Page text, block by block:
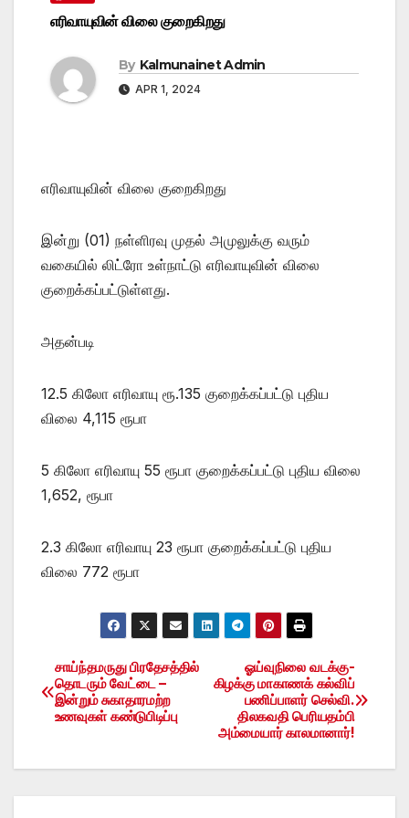
எரிவாயுவின் விலை குறைகிறது
By Kalmunainet Admin
APR 1, 2024
எரிவாயுவின் விலை குறைகிறது
இன்று (01) நள்ளிரவு முதல் அமுலுக்கு வரும்
வகையில் லிட்ரோ உள்நாட்டு எரிவாயுவின் விலை
குறைக்கப்பட்டுள்ளது.
அதன்படி
12.5 கிலோ எரிவாயு ரூ.135 குறைக்கப்பட்டு புதிய
விலை 4,115 ரூபா
5 கிலோ எரிவாயு 55 ரூபா குறைக்கப்பட்டு புதிய விலை
1,652, ரூபா
2.3 கிலோ எரிவாயு 23 ரூபா குறைக்கப்பட்டு புதிய
விலை 772 ரூபா
Post
navigation
ஓய்வுநிலை வடக்கு-
கிழக்கு மாகாணக் கல்விப்
பணிப்பாளர் செல்வி.
திலகவதி பெரியதம்பி
அம்மையார் காலமானார்!
சாய்ந்தமருது பிரதேசத்தில்
தொடரும் வேட்டை –
இன்றும் சுகாதாரமற்ற
உணவுகள் கண்டுபிடிப்பு